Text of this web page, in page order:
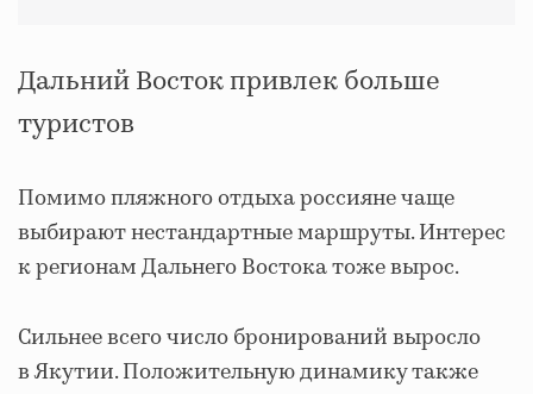
Дальний Восток привлек больше
туристов
Помимо пляжного отдыха россияне чаще
выбирают нестандартные маршруты. Интерес
к регионам Дальнего Востока тоже вырос.
Сильнее всего число бронирований выросло
в Якутии. Положительную динамику также